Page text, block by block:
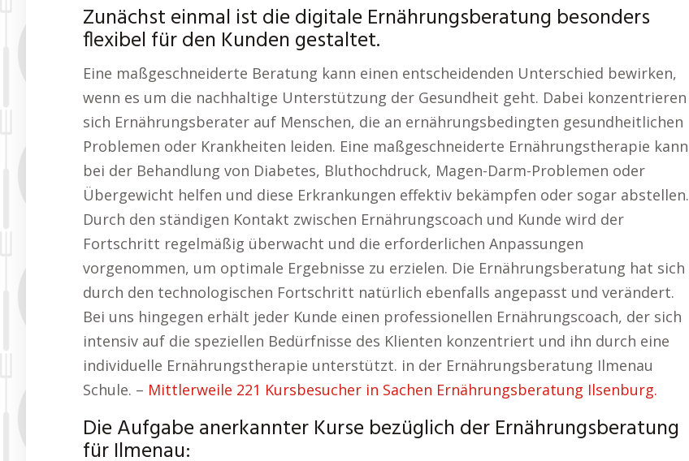
Zunächst einmal ist die digitale Ernährungsberatung besonders
flexibel für den Kunden gestaltet.
Eine maßgeschneiderte Beratung kann einen entscheidenden Unterschied bewirken,
wenn es um die nachhaltige Unterstützung der Gesundheit geht. Dabei konzentrieren
sich Ernährungsberater auf Menschen, die an ernährungsbedingten gesundheitlichen
Problemen oder Krankheiten leiden. Eine maßgeschneiderte Ernährungstherapie kann
bei der Behandlung von Diabetes, Bluthochdruck, Magen-Darm-Problemen oder
Übergewicht helfen und diese Erkrankungen effektiv bekämpfen oder sogar abstellen.
Durch den ständigen Kontakt zwischen Ernährungscoach und Kunde wird der
Fortschritt regelmäßig überwacht und die erforderlichen Anpassungen
vorgenommen, um optimale Ergebnisse zu erzielen. Die Ernährungsberatung hat sich
durch den technologischen Fortschritt natürlich ebenfalls angepasst und verändert.
Bei uns hingegen erhält jeder Kunde einen professionellen Ernährungscoach, der sich
intensiv auf die speziellen Bedürfnisse des Klienten konzentriert und ihn durch eine
individuelle Ernährungstherapie unterstützt. in der Ernährungsberatung Ilmenau
Schule. – Mittlerweile 221 Kursbesucher in Sachen Ernährungsberatung Ilsenburg.
Die Aufgabe anerkannter Kurse bezüglich der Ernährungsberatung
für Ilmenau: